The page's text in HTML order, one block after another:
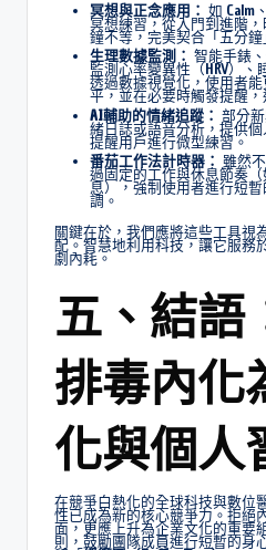
冥想與正念應用： 如 Calm
冥想練習，從入門到進階
鐘不等，完美契合「五分鐘
生理數據監測： 智能手錶
監測心率變異性（HRV）
透過數據視覺化，使用者
平，並在必要時觸發提醒
AI輔助的情緒追蹤： 部分
緒日誌或語音分析，提供
提醒用戶進行微型練習。
番茄工作法計時器： 雖然
過固定的工作與休息節奏
息），強制使用者進行短
調。
關鍵在於，我們應將這些工具視
配。智慧地利用科技，讓它服務
劇內耗。
五、結語
排毒內化
化與個人
在競爭白熱化的全球科技與數位
性已成為新的核心競爭力。拒絕
面，更應上升為企業文化的重要
則，鼓勵團隊成員進行短暫的身